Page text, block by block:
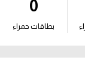
0
بطاقات حمراء